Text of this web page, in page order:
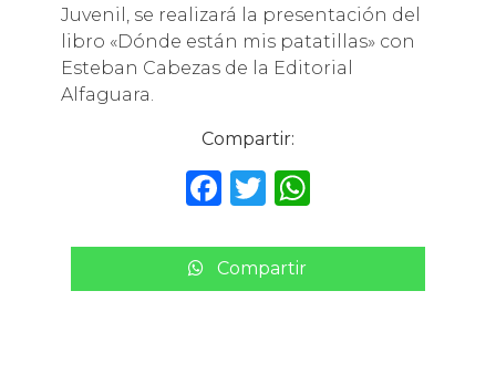
Juvenil, se realizará la presentación del
libro «Dónde están mis patatillas» con
Esteban Cabezas de la Editorial
Alfaguara.
Compartir:
F
c
e
T
it
te
W
a
ts
Compartir